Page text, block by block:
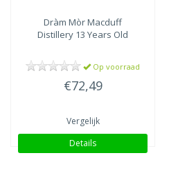
Dràm MòrMacduff
Distillery 13 Years Old
Op voorraad
€72,49
Vergelijk
Details